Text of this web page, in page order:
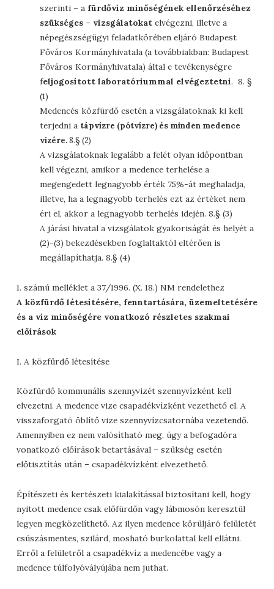
szerinti – a fürdővíz minőségének ellenőrzéséhez
szükséges – vizsgálatokatelvégezni, illetve a
népegészségügyi feladatkörében eljáró Budapest
Főváros Kormányhivatala (a továbbiakban: Budapest
Főváros Kormányhivatala) által e tevékenységre
feljogosított laboratóriummal elvégeztetni. 8. §
(1)
Medencés közfürdő esetén a vizsgálatoknak ki kell
terjedni a tápvízre (pótvízre) és minden medence
vizére.8.§ (2)
A vizsgálatoknak legalább a felét olyan időpontban
kell végezni, amikor a medence terhelése a
megengedett legnagyobb érték 75%-át meghaladja,
illetve, ha a legnagyobb terhelés ezt az értéket nem
éri el, akkor a legnagyobb terhelés idején. 8.§ (3)
A járási hivatal a vizsgálatok gyakoriságát és helyét a
(2)-(3) bekezdésekben foglaltaktól eltérően is
megállapíthatja. 8.§ (4)
1. számú melléklet a 37/1996. (X. 18.) NM rendelethez
A közfürdő létesítésére, fenntartására, üzemeltetésére
és a víz minőségére vonatkozó részletes szakmai
előírások
I. A közfürdő létesítése
Közfürdő kommunális szennyvizét szennyvízként kell
elvezetni. A medence vize csapadékvízként vezethető el. A
visszaforgató öblítő vize szennyvízcsatornába vezetendő.
Amennyiben ez nem valósítható meg, úgy a befogadóra
vonatkozó előírások betartásával – szükség esetén
előtisztítás után – csapadékvízként elvezethető.
Építészeti és kertészeti kialakítással biztosítani kell, hogy
nyitott medence csak előfürdőn vagy lábmosón keresztül
legyen megközelíthető. Az ilyen medence körüljáró felületét
csúszásmentes, szilárd, mosható burkolattal kell ellátni.
Erről a felületről a csapadékvíz a medencébe vagy a
medence túlfolyóvályújába nem juthat.